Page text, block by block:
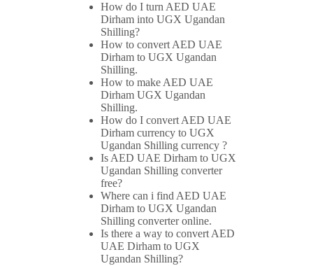
How do I turn AED UAE
Dirham into UGX Ugandan
Shilling?
How to convert AED UAE
Dirham to UGX Ugandan
Shilling.
How to make AED UAE
Dirham UGX Ugandan
Shilling.
How do I convert AED UAE
Dirham currency to UGX
Ugandan Shilling currency ?
Is AED UAE Dirham to UGX
Ugandan Shilling converter
free?
Where can i find AED UAE
Dirham to UGX Ugandan
Shilling converter online.
Is there a way to convert AED
UAE Dirham to UGX
Ugandan Shilling?